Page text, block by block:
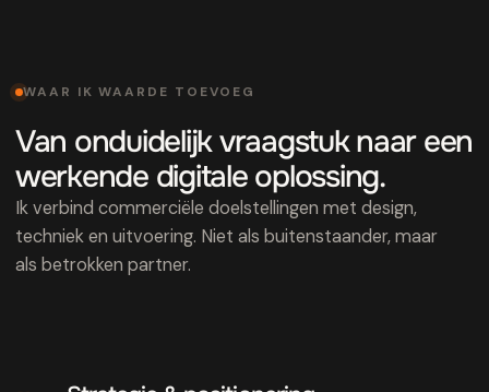
WAAR IK WAARDE TOEVOEG
Van onduidelijk vraagstuk naar een
werkende digitale oplossing.
Ik verbind commerciële doelstellingen met design,
techniek en uitvoering. Niet als buitenstaander, maar
als betrokken partner.